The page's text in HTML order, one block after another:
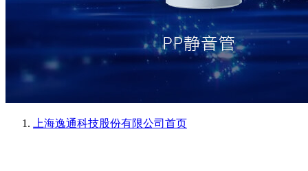
上海逸通科技股份有限公司 首页